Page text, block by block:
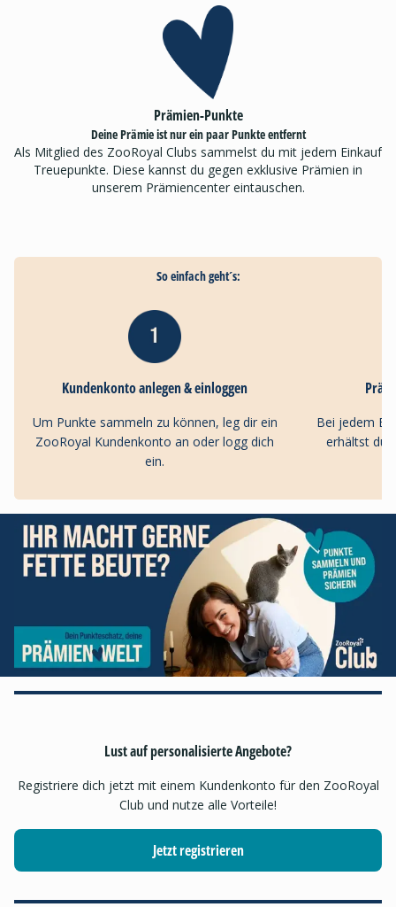
Prämien-Punkte
Deine Prämie ist nur ein paar Punkte entfernt
Als Mitglied des ZooRoyal Clubs sammelst du mit jedem Einkauf
Treuepunkte. Diese kannst du gegen exklusive Prämien in
unserem Prämiencenter eintauschen.
So einfach geht´s:
Kundenkonto anlegen & einloggen
Um Punkte sammeln zu können, leg dir ein
ZooRoyal Kundenkonto an oder logg dich
ein.
Bei jedem
erhältst du
Lust auf personalisierte Angebote?
Registriere dich jetzt mit einem Kundenkonto für den ZooRoyal
Club und nutze alle Vorteile!
Jetzt registrieren